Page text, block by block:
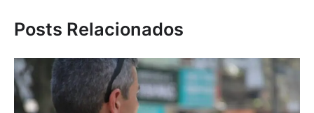
Posts Relacionados